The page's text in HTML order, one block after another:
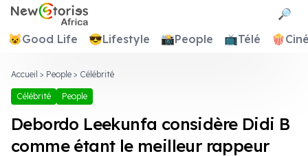
Newstories Africa
🔎
😺Good Life 😎Lifestyle 📸People 📺Télé 🍿
Accueil > People > Célébrité
Célébrité People
Debordo Leekunfa considère Didi B
comme étant le meilleur rappeur